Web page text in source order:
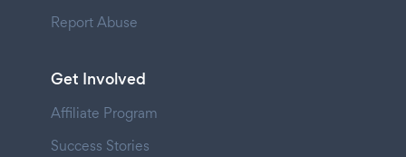
Report Abuse
Get Involved
Affiliate Program
Success Stories